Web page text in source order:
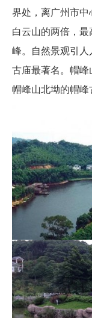
界处，离广州市
白云山的两倍，
峰。自然景观引
古庙最著名。帽
帽峰山北坳的帽峰